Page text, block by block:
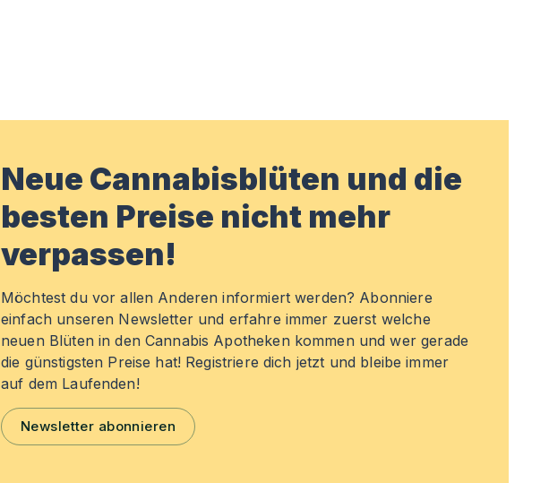
Neue Cannabisblüten und die
besten Preise nicht mehr
verpassen!
Möchtest du vor allen Anderen informiert werden? Abonniere
einfach unseren Newsletter und erfahre immer zuerst welche
neuen Blüten in den Cannabis Apotheken kommen und wer gerade
die günstigsten Preise hat! Registriere dich jetzt und bleibe immer
auf dem Laufenden!
Newsletter abonnieren